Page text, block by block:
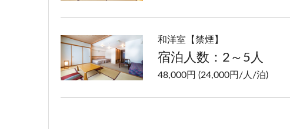
和洋室【禁煙】
宿泊人数：2～5人
48,000円 (24,000円/人/泊)